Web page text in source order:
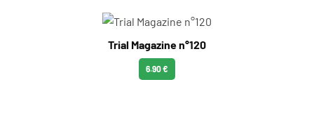
Trial Magazine n°120
6.90 €